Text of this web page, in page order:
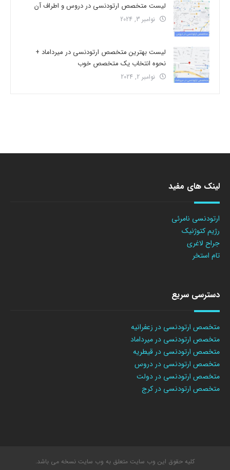
لیست متخصص ارتودنسی در دروس و اطراف آن
نوامبر 3, 2024
لیست بهترین متخصص ارتودنسی در میرداماد +
نحوه انتخاب یک متخصص خوب
نوامبر 2, 2024
لینک های مفید
ارتودنسی نامرئی
رژیم کتوژنیک
جراح لاغری
تام استخر
دسترسی سریع
متخصص ارتودنسی در زعفرانیه
متخصص ارتودنسی در میرداماد
متخصص ارتودنسی در قیطریه
متخصص ارتودنسی در دروس
متخصص ارتودنسی در دولت
متخصص ارتودنسی در کرج
کلیه حقوق این وب سایت متعلق به وب سایت نسخه می باشد.